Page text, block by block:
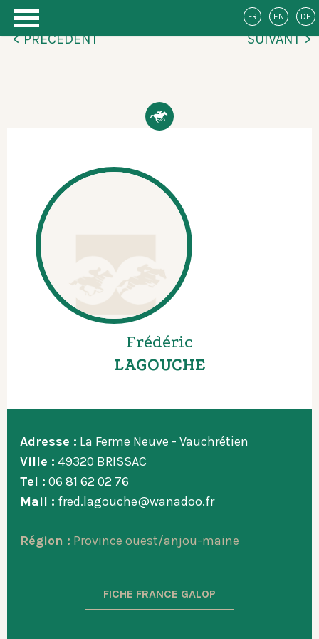
FR EN DE
< PRÉCÉDENT SUIVANT >
Frédéric
LAGOUCHE
Adresse : La Ferme Neuve - Vauchrétien
Ville : 49320 BRISSAC
Tel : 06 81 62 02 76
Mail : fred.lagouche@wanadoo.fr
Région : Province ouest/anjou-maine
FICHE FRANCE GALOP